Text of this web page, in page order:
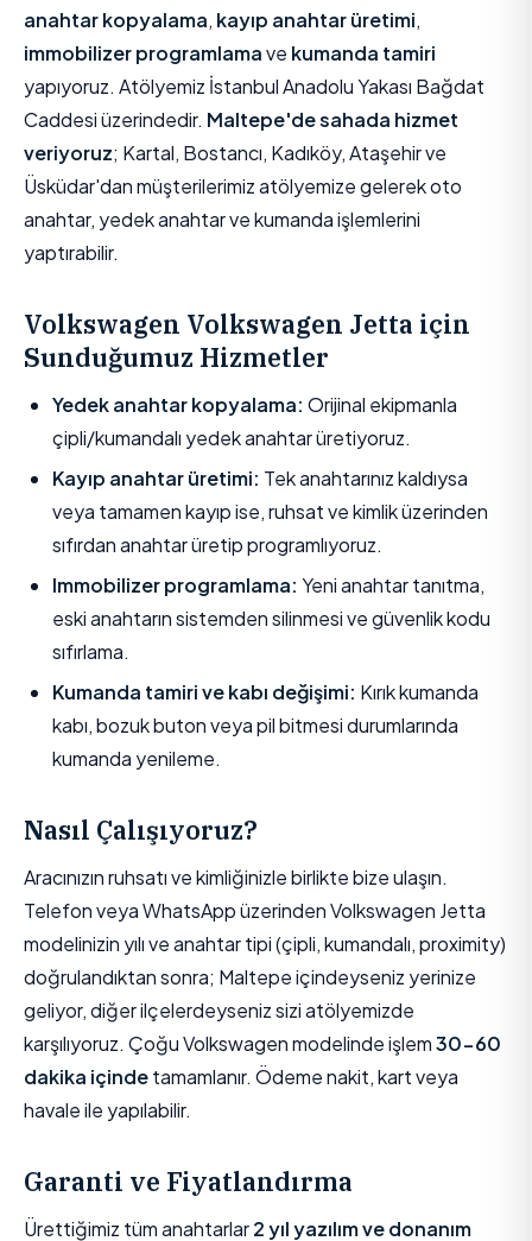
anahtar kopyalama, kayıp anahtar üretimi,
immobilizer programlamave kumanda tamiri
yapıyoruz. Atölyemiz İstanbul Anadolu Yakası Bağdat
Caddesi üzerindedir. Maltepe'de sahada hizmet
veriyoruz; Kartal, Bostancı, Kadıköy, Ataşehir ve
Üsküdar'dan müşterilerimiz atölyemize gelerek oto
anahtar, yedek anahtar ve kumanda işlemlerini
yaptırabilir.
Volkswagen Volkswagen Jetta için
Sunduğumuz Hizmetler
Yedek anahtar kopyalama: Orijinal ekipmanla
çipli/kumandalı yedek anahtar üretiyoruz.
Kayıp anahtar üretimi: Tek anahtarınız kaldıysa
veya tamamen kayıp ise, ruhsat ve kimlik üzerinden
sıfırdan anahtar üretip programlıyoruz.
Immobilizer programlama: Yeni anahtar tanıtma,
eski anahtarın sistemden silinmesi ve güvenlik kodu
sıfırlama.
Kumanda tamiri ve kabı değişimi: Kırık kumanda
kabı, bozuk buton veya pil bitmesi durumlarında
kumanda yenileme.
Nasıl Çalışıyoruz?
Aracınızın ruhsatı ve kimliğinizle birlikte bize ulaşın.
Telefon veya WhatsApp üzerinden Volkswagen Jetta
modelinizin yılı ve anahtar tipi (çipli, kumandalı, proximity)
doğrulandıktan sonra; Maltepe içindeyseniz yerinize
geliyor, diğer ilçelerdeyseniz sizi atölyemizde
karşılıyoruz. Çoğu Volkswagen modelinde işlem30-60
dakika içindetamamlanır. Ödeme nakit, kart veya
havale ile yapılabilir.
Garanti ve Fiyatlandırma
Ürettiğimiz tüm anahtarlar2 yıl yazılım ve donanım